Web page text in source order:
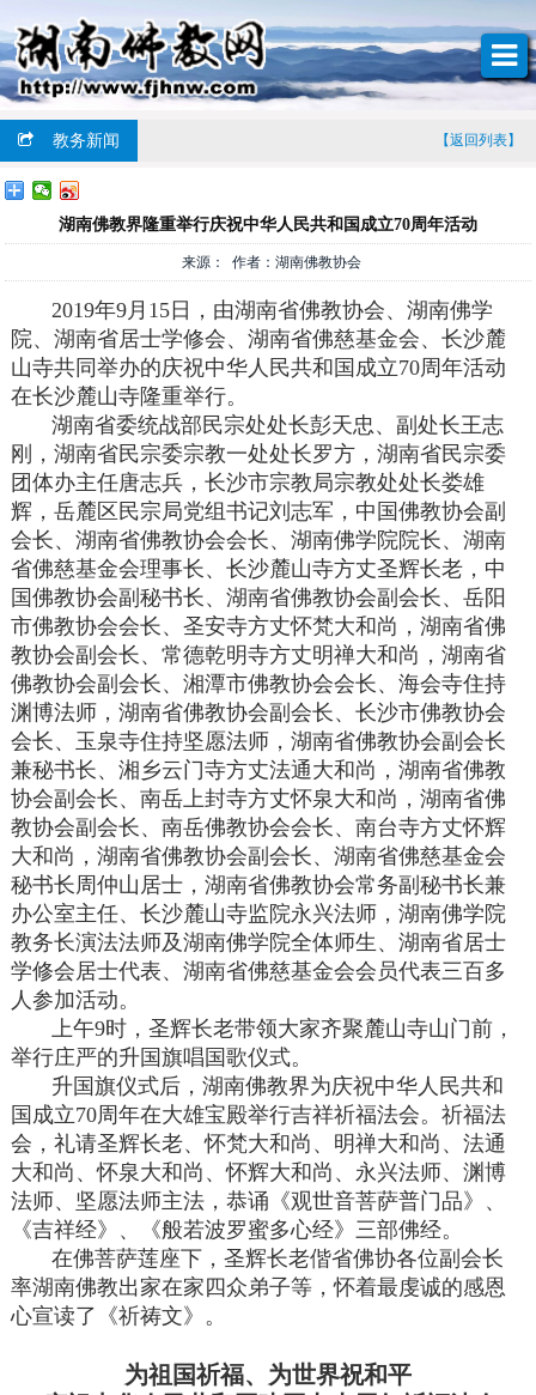
教务新闻 【返回列表】
湖南佛教界隆重举行庆祝中华人民共和国成立70周年活动
来源： 作者：湖南佛教协会
2019年9月15日，由湖南省佛教协会、湖南佛学
院、湖南省居士学修会、湖南省佛慈基金会、长沙麓
山寺共同举办的庆祝中华人民共和国成立70周年活动
在长沙麓山寺隆重举行。
湖南省委统战部民宗处处长彭天忠、副处长王志
刚，湖南省民宗委宗教一处处长罗方，湖南省民宗委
团体办主任唐志兵，长沙市宗教局宗教处处长娄雄
辉，岳麓区民宗局党组书记刘志军，中国佛教协会副
会长、湖南省佛教协会会长、湖南佛学院院长、湖南
省佛慈基金会理事长、长沙麓山寺方丈圣辉长老，中
国佛教协会副秘书长、湖南省佛教协会副会长、岳阳
市佛教协会会长、圣安寺方丈怀梵大和尚，湖南省佛
教协会副会长、常德乾明寺方丈明禅大和尚，湖南省
佛教协会副会长、湘潭市佛教协会会长、海会寺住持
渊博法师，湖南省佛教协会副会长、长沙市佛教协会
会长、玉泉寺住持坚愿法师，湖南省佛教协会副会长
兼秘书长、湘乡云门寺方丈法通大和尚，湖南省佛教
协会副会长、南岳上封寺方丈怀泉大和尚，湖南省佛
教协会副会长、南岳佛教协会会长、南台寺方丈怀辉
大和尚，湖南省佛教协会副会长、湖南省佛慈基金会
秘书长周仲山居士，湖南省佛教协会常务副秘书长兼
办公室主任、长沙麓山寺监院永兴法师，湖南佛学院
教务长演法法师及湖南佛学院全体师生、湖南省居士
学修会居士代表、湖南省佛慈基金会会员代表三百多
人参加活动。
上午9时，圣辉长老带领大家齐聚麓山寺山门前，
举行庄严的升国旗唱国歌仪式。
升国旗仪式后，湖南佛教界为庆祝中华人民共和
国成立70周年在大雄宝殿举行吉祥祈福法会。祈福法
会，礼请圣辉长老、怀梵大和尚、明禅大和尚、法通
大和尚、怀泉大和尚、怀辉大和尚、永兴法师、渊博
法师、坚愿法师主法，恭诵《观世音菩萨普门品》、
《吉祥经》、《般若波罗蜜多心经》三部佛经。
在佛菩萨莲座下，圣辉长老偕省佛协各位副会长
率湖南佛教出家在家四众弟子等，怀着最虔诚的感恩
心宣读了《祈祷文》。
为祖国祈福、为世界祝和平